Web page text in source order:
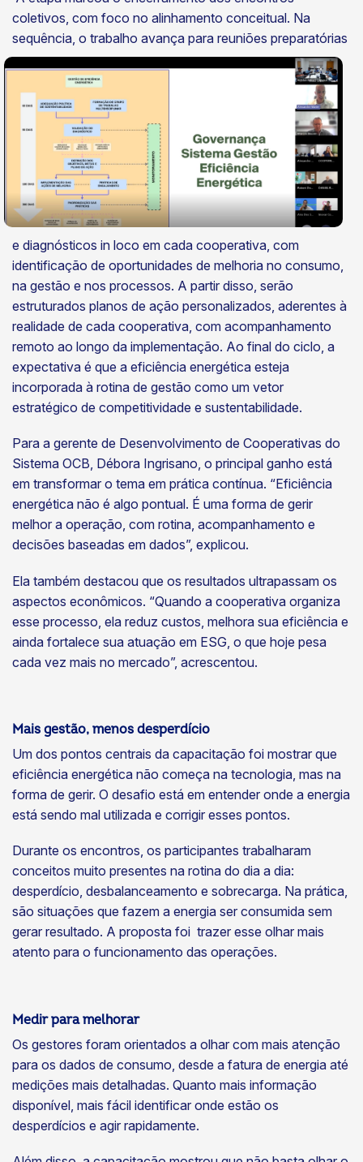
coletivos, com foco no alinhamento conceitual. Na
sequência, o trabalho avança para reuniões preparatórias
e diagnósticos in loco em cada cooperativa, com
identificação de oportunidades de melhoria no consumo,
na gestão e nos processos. A partir disso, serão
estruturados planos de ação personalizados, aderentes à
realidade de cada cooperativa, com acompanhamento
remoto ao longo da implementação. Ao final do ciclo, a
expectativa é que a eficiência energética esteja
incorporada à rotina de gestão como um vetor
estratégico de competitividade e sustentabilidade.
Para a gerente de Desenvolvimento de Cooperativas do
Sistema OCB, Débora Ingrisano, o principal ganho está
em transformar o tema em prática contínua. “Eficiência
energética não é algo pontual. É uma forma de gerir
melhor a operação, com rotina, acompanhamento e
decisões baseadas em dados”, explicou.
Ela também destacou que os resultados ultrapassam os
aspectos econômicos. “Quando a cooperativa organiza
esse processo, ela reduz custos, melhora sua eficiência e
ainda fortalece sua atuação em ESG, o que hoje pesa
cada vez mais no mercado”, acrescentou.
Mais gestão, menos desperdício
Um dos pontos centrais da capacitação foi mostrar que
eficiência energética não começa na tecnologia, mas na
forma de gerir. O desafio está em entender onde a energia
está sendo mal utilizada e corrigir esses pontos.
Durante os encontros, os participantes trabalharam
conceitos muito presentes na rotina do dia a dia:
desperdício, desbalanceamento e sobrecarga. Na prática,
são situações que fazem a energia ser consumida sem
gerar resultado. A proposta foi trazer esse olhar mais
atento para o funcionamento das operações.
Medir para melhorar
Os gestores foram orientados a olhar com mais atenção
para os dados de consumo, desde a fatura de energia até
medições mais detalhadas. Quanto mais informação
disponível, mais fácil identificar onde estão os
desperdícios e agir rapidamente.